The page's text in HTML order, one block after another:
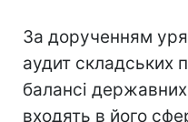
За дорученням
аудит складських
балансі
входять в його